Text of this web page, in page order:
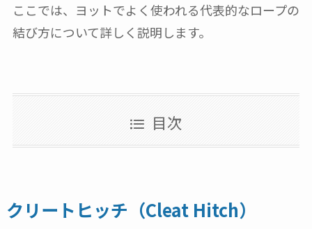
ここでは、ヨットでよく使われる代表的なロープの
結び方について詳しく説明します。
目次
クリートヒッチ（Cleat Hitch）